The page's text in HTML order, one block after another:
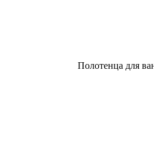
Полотенца для